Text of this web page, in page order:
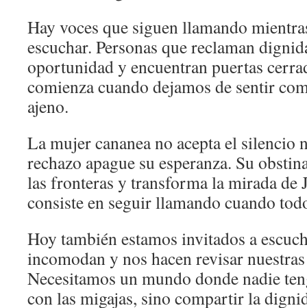
Hay voces que siguen llamando
escuchar. Personas que reclaman
oportunidad y encuentran puertas
comienza cuando dejamos de sentir
ajeno.
La mujer cananea no acepta el silencio
rechazo apague su esperanza. Su
las fronteras y transforma la mirada de
consiste en seguir llamando cuando
Hoy también estamos invitados a
incomodan y nos hacen revisar
Necesitamos un mundo donde nadie
con las migajas, sino compartir la